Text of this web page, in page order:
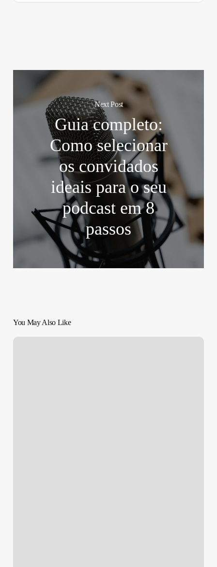
Next Post
Guia completo:
Como selecionar
os convidados
ideais para o seu
podcast em 8
passos
You May Also Like